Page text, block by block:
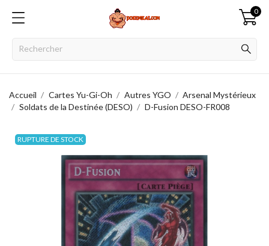
0
Accueil Cartes Yu-Gi-Oh Autres YGO
Arsenal Mystérieux
Soldats de la Destinée (DESO)
D-Fusion DESO-FR008
RUPTURE DE STOCK